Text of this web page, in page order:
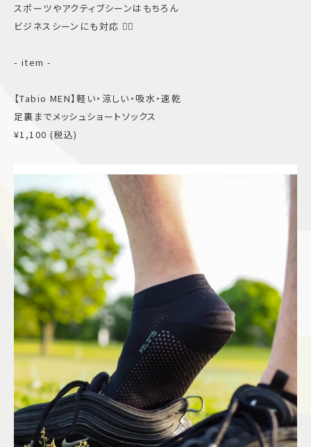
スポーツやアクティブシーンはもちろん
ビジネスシーンにも対応 👍🏻
- item -
【Tabio MEN】軽い・涼しい・吸水・速乾
足裏までメッシュショートソックス
¥1,100 (税込)